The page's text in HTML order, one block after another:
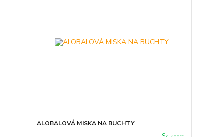
ALOBALOVÁ MISKA NA BUCHTY